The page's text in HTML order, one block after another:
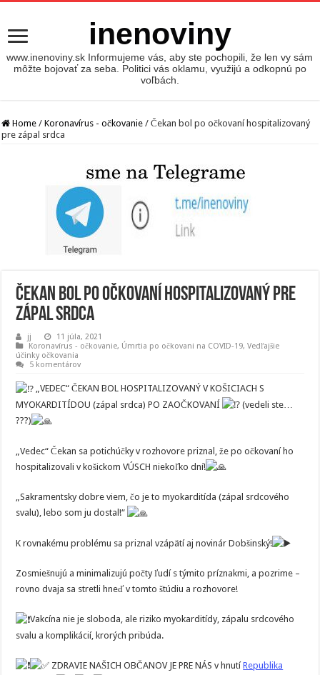
inenoviny
www.inenoviny.sk Informujeme vás, aby ste pochopili, že len vy sám
môžte bojovať za seba. Politici vás oklamu, využijú a odkopnú po
voľbách.
Home / Koronavírus - očkovanie / Čekan bol po očkovaní hospitalizovaný
pre zápal srdca
Čekan bol po očkovaní hospitalizovaný pre
zápal srdca
jj
11 júla, 2021
Koronavírus - očkovanie, Úmrtia po očkovani na COVID-19,Vedľajšie
účinky očkovania
5 komentárov
„VEDEC“ ČEKAN BOL HOSPITALIZOVANÝ V KOŠICIACH S
MYOKARDITÍDOU (zápal srdca) PO ZAOČKOVANÍ
(vedeli ste…
???)
„Vedec“ Čekan sa potichúčky v rozhovore priznal, že po očkovaní ho
hospitalizovali v košickom VÚSCH niekoľko dní!
„Sakramentsky dobre viem, čo je to myokarditída (zápal srdcového
svalu), lebo som ju dostal!“
K rovnakému problému sa priznal vzápätí aj novinár Dobšinský!
Zosmiešnujú a minimalizujú počty ľudí s týmito príznakmi, a pozrime –
rovno dvaja sa stretli hneď v tomto štúdiu a rozhovore!
Vakcína nie je sloboda, ale riziko myokarditídy, zápalu srdcového
svalu a komplikácií, krorých pribúda.
ZDRAVIE NAŠICH OBČANOV JE PRE NÁS v hnutíRepublika